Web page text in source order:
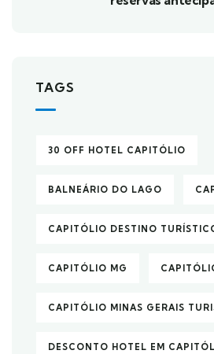
TAGS
30 OFF HOTEL CAPITÓLIO
BALNEÁRIO DO LAGO
CAPITÓLIO DESTINO
CAPITÓLIO MG
CAPITÓLIO MINAS GERAIS
DESCONTO HOTEL EM